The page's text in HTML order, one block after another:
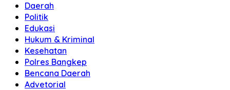
Daerah
Politik
Edukasi
Hukum & Kriminal
Kesehatan
Polres Bangkep
Bencana Daerah
Advetorial